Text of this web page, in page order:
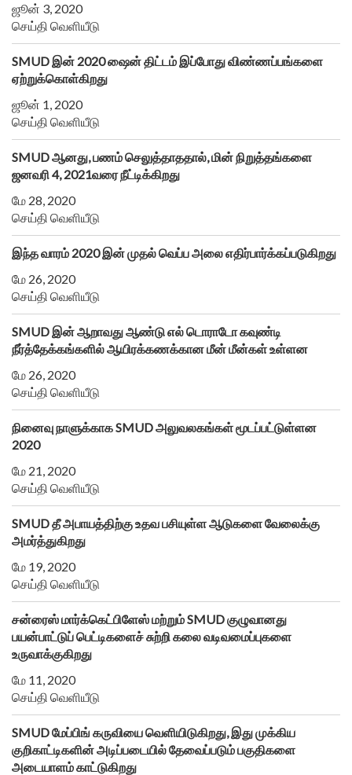
ஜூன் 3, 2020
செய்தி வெளியீடு
SMUD இன் 2020 ஷைன் திட்டம் இப்போது விண்ணப்பங்களை
ஏற்றுக்கொள்கிறது
ஜூன் 1, 2020
செய்தி வெளியீடு
SMUD ஆனது, பணம் செலுத்தாததால், மின் நிறுத்தங்களை
ஜனவரி 4, 2021வரை நீட்டிக்கிறது
மே 28, 2020
செய்தி வெளியீடு
இந்த வாரம் 2020 இன் முதல் வெப்ப அலை எதிர்பார்க்கப்படுகிறது
மே 26, 2020
செய்தி வெளியீடு
SMUD இன் ஆறாவது ஆண்டு எல் டொராடோ கவுண்டி
நீர்த்தேக்கங்களில் ஆயிரக்கணக்கான மீன் மீன்கள் உள்ளன
மே 26, 2020
செய்தி வெளியீடு
நினைவு நாளுக்காக SMUD அலுவலகங்கள் மூடப்பட்டுள்ளன
2020
மே 21, 2020
செய்தி வெளியீடு
SMUD தீ அபாயத்திற்கு உதவ பசியுள்ள ஆடுகளை வேலைக்கு
அமர்த்துகிறது
மே 19, 2020
செய்தி வெளியீடு
சன்ரைஸ் மார்க்கெட்பிளேஸ் மற்றும் SMUD குழுவானது
பயன்பாட்டுப் பெட்டிகளைச் சுற்றி கலை வடிவமைப்புகளை
உருவாக்குகிறது
மே 11, 2020
செய்தி வெளியீடு
SMUD மேப்பிங் கருவியை வெளியிடுகிறது, இது முக்கிய
குறிகாட்டிகளின் அடிப்படையில் தேவைப்படும் பகுதிகளை
அடையாளம் காட்டுகிறது